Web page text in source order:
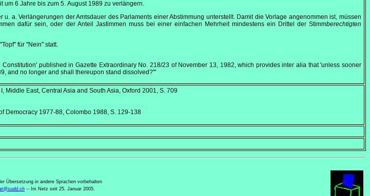
um 6 Jahre bis zum 5. August 1989 zu verlängern.
a. Verlängerungen der Amtsdauer des Parlaments einer Abstimmung unterstellt. Damit die Vorlage angenommen ist, müssen
dafür sein, oder der Anteil Jastimmen muss bei einer einfachen Mehrheit mindestens ein Drittel der Stimmberechtigten
für "Nein" statt.
published in Gazette Extraordinary No. 218/23 of November 13, 1982, which provides inter alia that 'unless sooner
and no longer and shall thereupon stand dissolved?'"
Middle East, Central Asia and South Asia, Oxford 2001, S. 709
Democracy 1977-88, Colombo 1988, S. 129-138
Übersetzung in andere Sprachen vorbehalten
@sudd.ch -- Im Netz seit 25. Januar 2005.